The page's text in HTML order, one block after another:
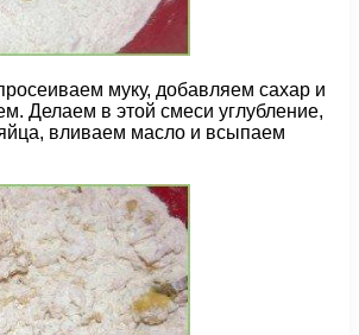
муку, добавляем сахар и
Делаем в этой смеси углубление,
вливаем масло и всыпаем